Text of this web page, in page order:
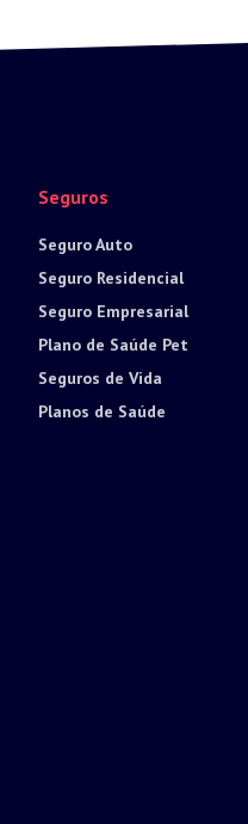
Seguros
Seguro Auto
Seguro Residencial
Seguro Empresarial
Plano de Saúde Pet
Seguros de Vida
Planos de Saúde